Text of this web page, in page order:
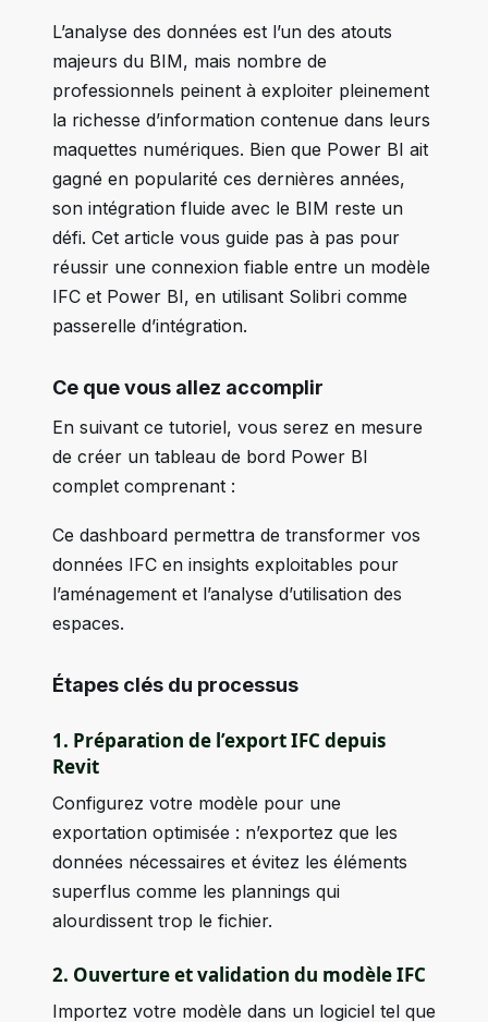
L’analyse des données est l’un des atouts
majeurs du BIM, mais nombre de
professionnels peinent à exploiter pleinement
la richesse d’information contenue dans leurs
maquettes numériques. Bien que Power BI ait
gagné en popularité ces dernières années,
son intégration fluide avec le BIM reste un
défi. Cet article vous guide pas à pas pour
réussir une connexion fiable entre un modèle
IFC et Power BI, en utilisant Solibri comme
passerelle d’intégration.
Ce que vous allez accomplir
En suivant ce tutoriel, vous serez en mesure
de créer un tableau de bord Power BI
complet comprenant :
Ce dashboard permettra de transformer vos
données IFC en insights exploitables pour
l’aménagement et l’analyse d’utilisation des
espaces.
Étapes clés du processus
1. Préparation de l’export IFC depuis
Revit
Configurez votre modèle pour une
exportation optimisée : n’exportez que les
données nécessaires et évitez les éléments
superflus comme les plannings qui
alourdissent trop le fichier.
2. Ouverture et validation du modèle IFC
Importez votre modèle dans un logiciel tel que